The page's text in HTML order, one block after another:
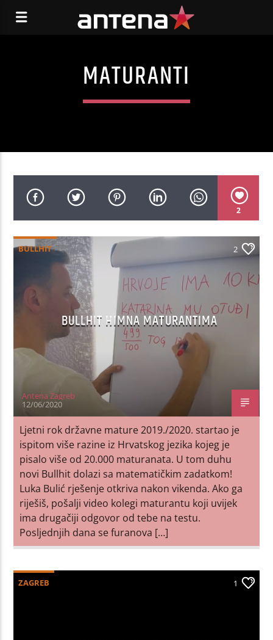
MATURANTI
2
BULLHIT 2
BULLHIT HIMNA MATURANTIMA
Antena Zagreb
12/06/2020
Ljetni rok državne mature 2019./2020. startao je
ispitom više razine iz Hrvatskog jezika kojeg je
pisalo više od 20.000 maturanata. U tom duhu
novi Bullhit dolazi sa matematičkim zadatkom!
Luka Bulić rješenje otkriva nakon vikenda. Ako ga
riješiš, pošalji video kolegi maturantu koji uvijek
ima drugačiji odgovor od tebe na testu.
Posljednjih dana se furanova […]
ZAGREB 1